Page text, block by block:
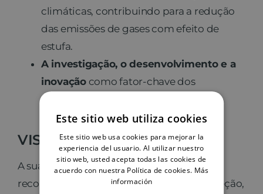
climáticas, contribuindo para a redução
das emissões de gases com efeito de
estufa.
A investigação, o desenvolvimento e a
inovaçãocomo fator-chave dos
projectos.
VISÃO
A sua VISÃOé tornar-se um inovador
reconhecido internacionalmente na conceção,
Este sitio web utiliza cookies
Este sitio web usa cookies para mejorar la
experiencia del usuario. Al utilizar nuestro
sitio web, usted acepta todas las cookies de
acuerdo con nuestra Política de cookies. Más
información